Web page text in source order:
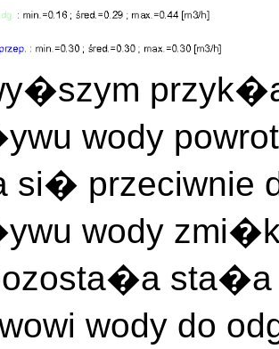
wody
si� przeciwnie
wody
wody do